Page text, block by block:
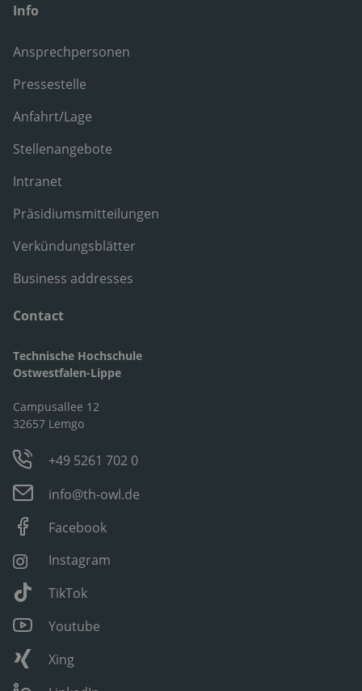
Info
Ansprechpersonen
Pressestelle
Anfahrt/Lage
Stellenangebote
Intranet
Präsidiumsmitteilungen
Verkündungsblätter
Business addresses
Contact
Technische Hochschule
Ostwestfalen-Lippe
Campusallee 12
32657 Lemgo
+49 5261 702 0
info@th-owl.de
Facebook
Instagram
TikTok
Youtube
Xing